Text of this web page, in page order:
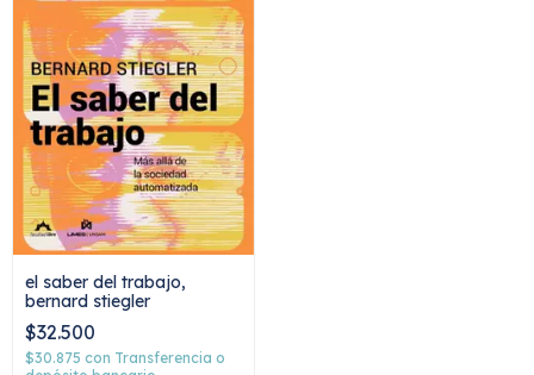
el saber del trabajo,
bernard stiegler
$32.500
$30.875 con Transferencia o